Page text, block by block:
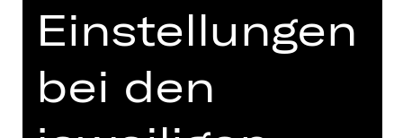
MEHR DAZU IM DIGITALEN
Einstellungen
bei den